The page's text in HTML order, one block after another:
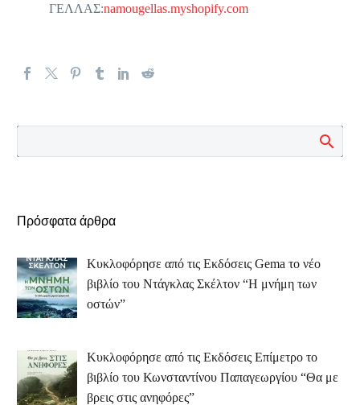
ΓΕΛΛΑΣ:namougellas.myshopify.com
Πρόσφατα άρθρα
Κυκλοφόρησε από τις Εκδόσεις Gema το νέο
βιβλίο του Ντάγκλας Σκέλτον “Η μνήμη των
οστών”
Κυκλοφόρησε από τις Εκδόσεις Επίμετρο το
βιβλίο του Κωνσταντίνου Παπαγεωργίου “Θα με
βρεις στις ανηφόρες”